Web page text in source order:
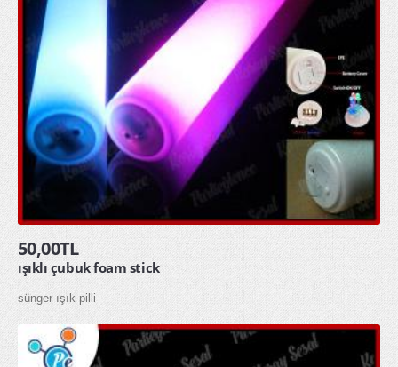
50,00TL
ışıklı çubuk foam stick
sünger ışık pilli